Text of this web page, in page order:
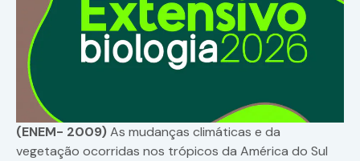
(ENEM- 2009)As mudanças climáticas e da
vegetação ocorridas nos trópicos da América do Sul